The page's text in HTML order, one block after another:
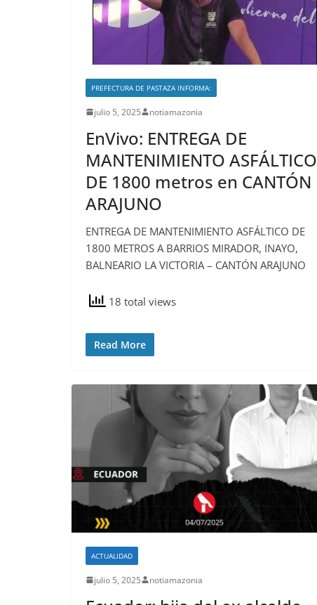
PREFECTURA DE PASTAZA INFORMA:
julio 5, 2025 notiamazonia
EnVivo: ENTREGA DE
MANTENIMIENTO ASFÁLTICO
DE 1800 metros en CANTÓN
ARAJUNO
ENTREGA DE MANTENIMIENTO ASFÁLTICO DE
1800 METROS A BARRIOS MIRADOR, INAYO,
BALNEARIO LA VICTORIA – CANTÓN ARAJUNO
18 total views
Read More
ACTUALIDAD
julio 5, 2025 notiamazonia